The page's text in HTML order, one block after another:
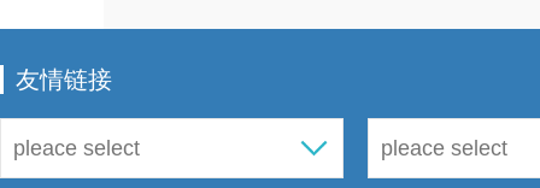
友情链接